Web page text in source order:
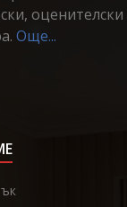
оценителски
Още...